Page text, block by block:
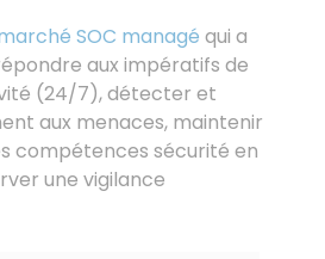
SOC managé qui a
aux impératifs de
(24/7), détecter et
aux menaces, maintenir
compétences sécurité en
une vigilance